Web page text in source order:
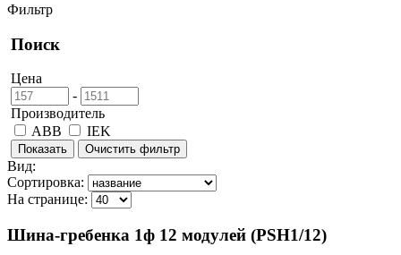
Фильтр
Поиск
Цена
-
Производитель
ABB
IEK
Вид:
Сортировка:
На странице:
Шина-гребенка 1ф 12 модулей (PSH1/12)